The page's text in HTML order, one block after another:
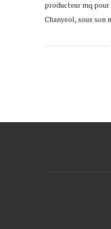
producteur mq pour
Chanyeol, sous son